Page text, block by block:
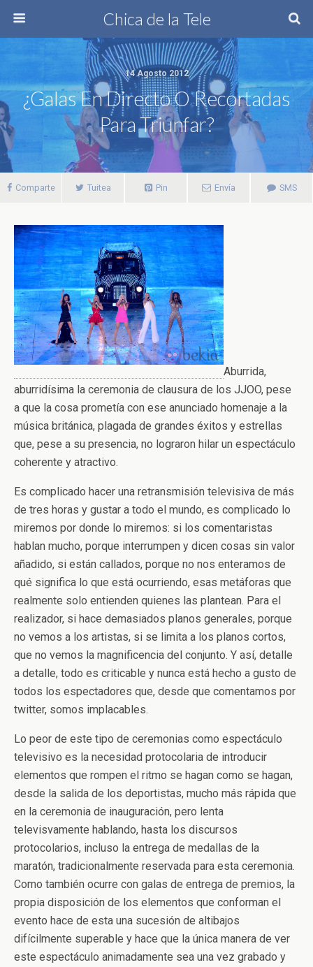
Chica de la Tele
14 Agosto 2012
¿Galas En Directo O Recortadas
Para Triunfar?
Comparte Tuitea Pin Envía SMS
Aburrida,
aburridísima la ceremonia de clausura de los JJOO, pese
a que la cosa prometía con ese anunciado homenaje a la
música británica, plagada de grandes éxitos y estrellas
que, pese a su presencia, no lograron hilar un espectáculo
coherente y atractivo.
Es complicado hacer una retransmisión televisiva de más
de tres horas y gustar a todo el mundo, es complicado lo
miremos por donde lo miremos: si los comentaristas
hablan mucho, porque interrumpen y dicen cosas sin valor
añadido, si están callados, porque no nos enteramos de
qué significa lo que está ocurriendo, esas metáforas que
realmente solo entienden quienes las plantean. Para el
realizador, si hace demasiados planos generales, porque
no vemos a los artistas, si se limita a los planos cortos,
que no vemos la magnificencia del conjunto. Y así, detalle
a detalle, todo es criticable y nunca está hecho a gusto de
todos los espectadores que, desde que comentamos por
twitter, somos implacables.
Lo peor de este tipo de ceremonias como espectáculo
televisivo es la necesidad protocolaria de introducir
elementos que rompen el ritmo se hagan como se hagan,
desde la salida de los deportistas, mucho más rápida que
en la ceremonia de inauguración, pero lenta
televisvamente hablando, hasta los discursos
protocolarios, incluso la entrega de medallas de la
maratón, tradicionalmente reservada para esta ceremonia.
Como también ocurre con galas de entrega de premios, la
propia disposición de los elementos que conforman el
evento hace de esta una sucesión de altibajos
difícilmente superable y hace que la única manera de ver
este espectáculo animadamente sea una vez grabado y